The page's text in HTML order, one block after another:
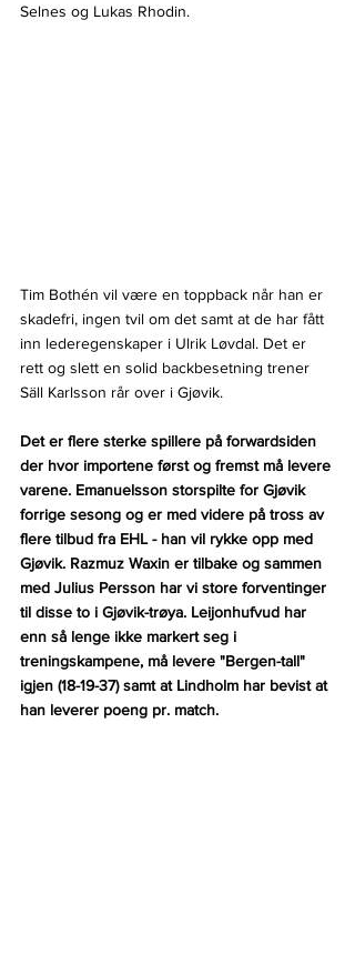
Selnes og Lukas Rhodin.
Tim Bothén vil være en toppback når han er
skadefri, ingen tvil om det samt at de har fått
inn lederegenskaper i Ulrik Løvdal. Det er
rett og slett en solid backbesetning trener
Säll Karlsson rår over i Gjøvik.
Det er flere sterke spillere på forwardsiden
der hvor importene først og fremst må levere
varene. Emanuelsson storspilte for Gjøvik
forrige sesong og er med videre på tross av
flere tilbud fra EHL - han vil rykke opp med
Gjøvik. Razmuz Waxin er tilbake og sammen
med Julius Persson har vi store forventinger
til disse to i Gjøvik-trøya. Leijonhufvud har
enn så lenge ikke markert seg i
treningskampene, må levere "Bergen-tall"
igjen (18-19-37) samt at Lindholm har bevist at
han leverer poeng pr. match.